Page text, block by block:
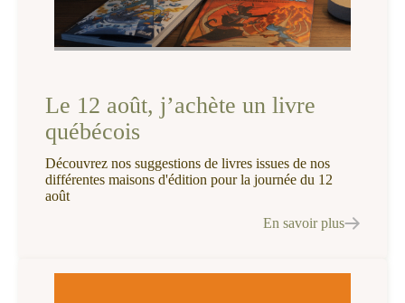
Le 12 août, j’achète un livre
québécois
Découvrez nos suggestions de livres issues de nos
différentes maisons d'édition pour la journée du 12
août
En savoir plus